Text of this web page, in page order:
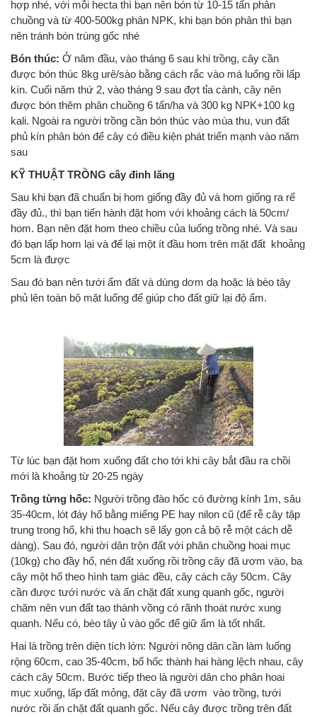
hợp nhé, với mỗi hecta thì bạn nên bón từ 10-15 tấn phân
chuồng và từ 400-500kg phân NPK, khi bạn bón phân thì bạn
nên tránh bón trúng gốc nhé
Bón thúc: Ở năm đầu, vào tháng 6 sau khi trồng, cây cần
được bón thúc 8kg urê/sào bằng cách rắc vào má luống rồi lấp
kín. Cuối năm thứ 2, vào tháng 9 sau đợt tỉa cành, cây nên
được bón thêm phân chuồng 6 tấn/ha và 300 kg NPK+100 kg
kali. Ngoài ra người trồng cần bón thúc vào mùa thu, vun đất
phủ kín phân bón để cây có điều kiện phát triển mạnh vào năm
sau
KỸ THUẬT TRỒNG cây đinh lăng
Sau khi bạn đã chuẩn bị hom giống đầy đủ và hom giống ra rể
đầy đủ., thì bạn tiến hành đặt hom với khoảng cách là 50cm/
hom. Bạn nên đặt hom theo chiều của luống trồng nhé. Và sau
đó bạn lấp hom lại và để lại một ít đầu hom trên mặt đất khoảng
5cm là được
Sau đó bạn nên tưới ẩm đất và dùng dơm dạ hoặc là bèo tây
phủ lên toàn bộ mặt luống để giúp cho đất giữ lại độ ẩm.
Từ lúc bạn đặt hom xuống đất cho tới khi cây bắt đầu ra chồi
mới là khoảng từ 20-25 ngày
Trồng từng hốc: Người trồng đào hốc có đường kính 1m, sâu
35-40cm, lót đáy hố bằng miếng PE hay nilon cũ (để rễ cây tập
trung trong hố, khi thu hoạch sẽ lấy gọn cả bộ rễ một cách dễ
dàng). Sau đó, người dân trộn đất với phân chuồng hoai mục
(10kg) cho đầy hố, nén đất xuống rồi trồng cây đã ươm vào, ba
cây một hố theo hình tam giác đều, cây cách cây 50cm. Cây
cần được tưới nước và ấn chặt đất xung quanh gốc, người
chăm nên vun đất tạo thành vồng có rãnh thoát nước xung
quanh. Nếu có, bèo tây ủ vào gốc để giữ ẩm là tốt nhất.
Hai là trồng trên diện tích lớn: Người nông dân cần làm luống
rộng 60cm, cao 35-40cm, bổ hốc thành hai hàng lệch nhau, cây
cách cây 50cm. Bước tiếp theo là người dân cho phân hoai
mục xuống, lấp đất mỏng, đặt cây đã ươm vào trồng, tưới
nước rồi ấn chặt đất quanh gốc. Nếu cây được trồng trên đất